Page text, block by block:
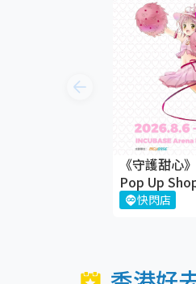
《守護甜心
Pop Up
INCUBASE
快閃店